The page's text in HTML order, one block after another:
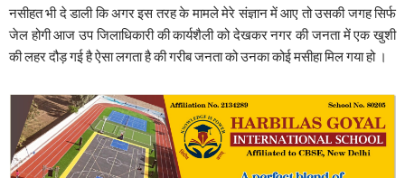
नसीहत भी दे डाली कि अगर इस तरह के मामले मेरे संज्ञान में आए तो उसकी जगह सिर्फ
जेल होगी आज उप जिलाधिकारी की कार्यशैली को देखकर नगर की जनता में एक खुशी
की लहर दौड़ गई है ऐसा लगता है की गरीब जनता को उनका कोई मसीहा मिल गया हो ।